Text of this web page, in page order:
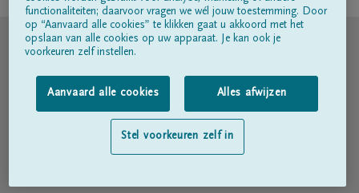
© DELA
Gebruiksvoorwaarden
Privacyverklaring
Toegankelijkheidsverklaring
functionaliteiten; daarvoor vragen we wél jouw toestemming. Door
op “Aanvaard alle cookies” te klikken gaat u akkoord met het
opslaan van alle cookies op uw apparaat. Je kan ook je
voorkeuren zelf instellen.
Aanvaard alle cookies Alles afwijzen
Stel voorkeuren zelf in